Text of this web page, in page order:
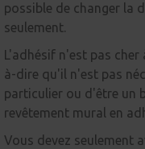
possible de changer la
seulement.
L'adhésif n'est pas
à-dire qu'il n'est pas
particulier ou d'être un
revêtement mural en
Vous devez seulement